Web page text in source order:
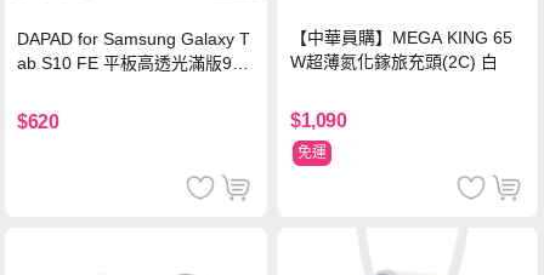
DAPAD for Samsung Galaxy T
ab S10 FE 平板高透光滿版9H
$620
【中華員購】MEGA KING 65
W超薄氮化鎵旅充頭(2C) 白
$1,090
免運